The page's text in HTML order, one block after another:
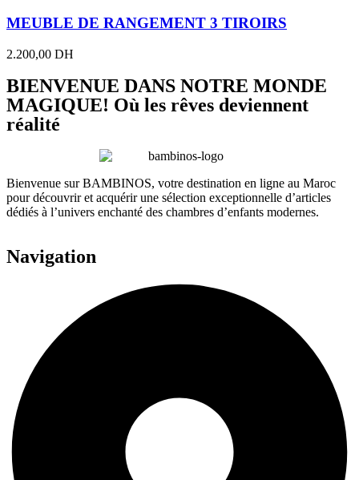
MEUBLE DE RANGEMENT 3 TIROIRS
2.200,00 DH
BIENVENUE DANS NOTRE MONDE
MAGIQUE! Où les rêves deviennent
réalité
Bienvenue sur BAMBINOS, votre destination en ligne au Maroc
pour découvrir et acquérir une sélection exceptionnelle d’articles
dédiés à l’univers enchanté des chambres d’enfants modernes.
Navigation